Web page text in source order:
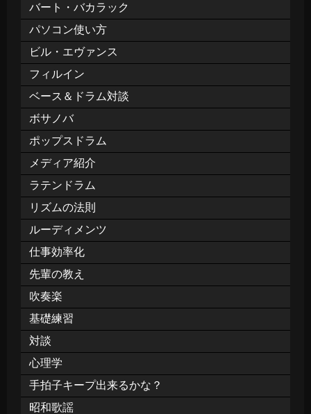
バート・バカラック
パソコン使い方
ビル・エヴァンス
フィルイン
ベース＆ドラム対談
ボサノバ
ポップスドラム
メディア紹介
ラテンドラム
リズムの法則
ルーディメンツ
仕事効率化
先輩の教え
吹奏楽
基礎練習
対談
心理学
手拍子キープ出来るかな？
昭和歌謡